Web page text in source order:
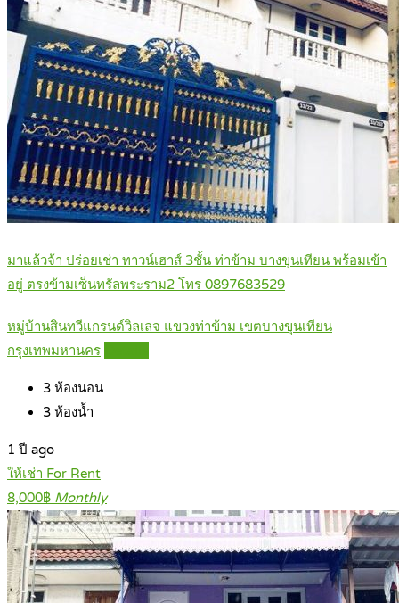
มาแล้วจ้า ปร่อยเช่า ทาวน์เฮาส์ 3ชั้น ท่าข้าม บางขุนเทียน พร้อมเข้า
อยู่ ตรงข้ามเซ็นทรัลพระราม2 โทร 0897683529
หมู่บ้านสินทวีแกรนด์วิลเลจ แขวงท่าข้าม เขตบางขุนเทียน
กรุงเทพมหานคร
3 ห้องนอน
3 ห้องน้ำ
1 ปี ago
ให้เช่า For Rent
8,000฿ Monthly